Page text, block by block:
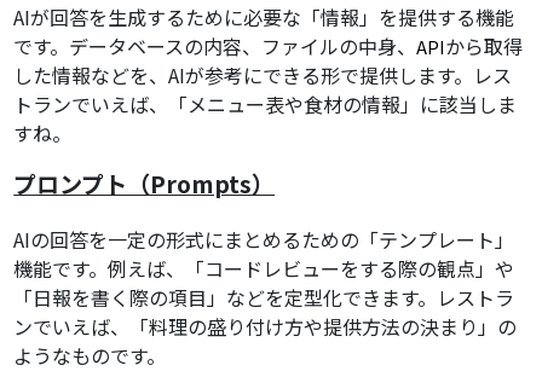
AIが回答を生成するために必要な「情報」を提供する機能
です。データベースの内容、ファイルの中身、APIから取得
した情報などを、AIが参考にできる形で提供します。レス
トランでいえば、「メニュー表や食材の情報」に該当しま
すね。
プロンプト（Prompts）
AIの回答を一定の形式にまとめるための「テンプレート」
機能です。例えば、「コードレビューをする際の観点」や
「日報を書く際の項目」などを定型化できます。レストラ
ンでいえば、「料理の盛り付け方や提供方法の決まり」の
ようなものです。